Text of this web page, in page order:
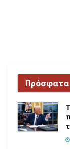
Πρόσφατα